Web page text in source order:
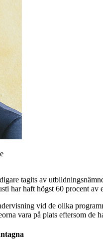
tagits av
har haft högst 60 procent
vid de olika
vara på plats eftersom de